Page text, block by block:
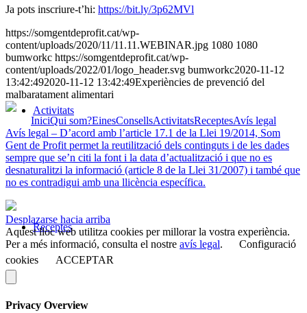
Activitats
Receptes
Ja pots inscriure-t’hi: https://bit.ly/3p62MVl
https://somgentdeprofit.cat/wp-
content/uploads/2020/11/11.11.WEBINAR.jpg 1080 1080
bumworkc https://somgentdeprofit.cat/wp-
content/uploads/2022/01/logo_header.svg bumworkc2020-11-12
13:42:492020-11-12 13:42:49Experiències de prevenció del
malbaratament alimentari
IniciQui som?EinesConsellsActivitatsReceptesAvís legal
Avís legal – D’acord amb l’article 17.1 de la Llei 19/2014, Som
Gent de Profit permet la reutilització dels continguts i de les dades
sempre que se’n citi la font i la data d’actualització i que no es
desnaturalitzi la informació (article 8 de la Llei 31/2007) i també que
no es contradigui amb una llicència específica.
Desplazarse hacia arriba
Aquest lloc web utilitza cookies per millorar la vostra experiència.
Per a més informació, consulta el nostre avís legal.
Configuració
cookies
ACCEPTAR
Privacy Overview